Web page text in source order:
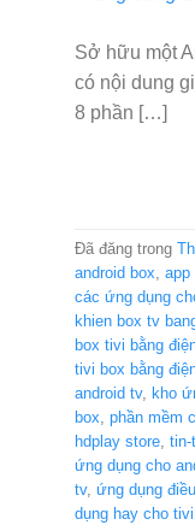
Sở hữu một
có nội dung
8 phần […]
Đã đăng trong
android box, app
các ứng dụng
khien box tv
box tivi bằng
tivi box bằng
android tv, kho
box, phần mềm
hdplay store, tin-
ứng dụng cho
tv, ứng dụng
dụng hay cho